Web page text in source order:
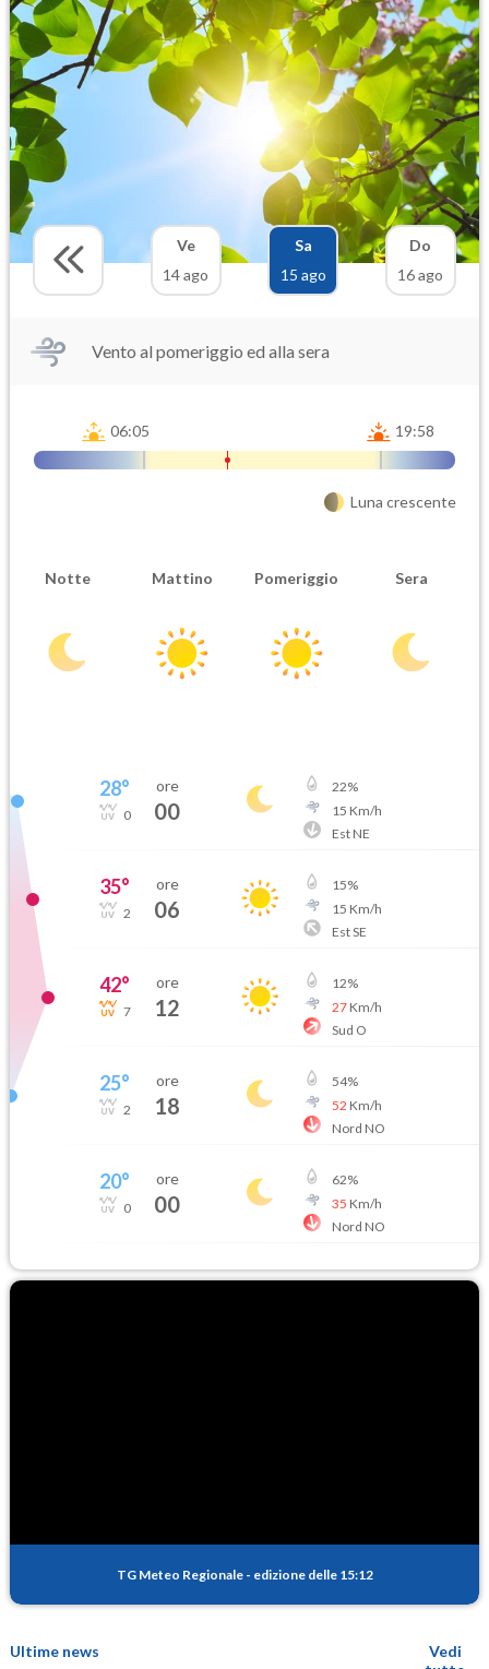
Ve
14 ago
Sa
15 ago
Do
16 ago
Vento al pomeriggio ed alla sera
06:05 19:58
Luna crescente
Notte Mattino Pomeriggio Sera
28°
0
ore
00
22%
15 Km/h
Est NE
35°
2
ore
06
15%
15 Km/h
Est SE
42°
7
ore
12
12%
27Km/h
Sud O
25°
2
ore
18
54%
52 Km/h
Nord NO
20°
0
ore
00
62%
35 Km/h
Nord NO
TG Meteo Regionale - edizione delle 15:12
Ultime news
Vedi